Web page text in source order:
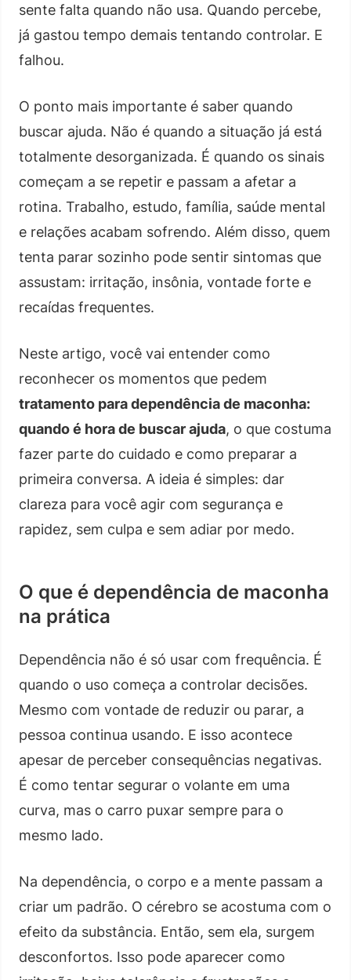
sente falta quando não usa. Quando percebe,
já gastou tempo demais tentando controlar. E
falhou.
O ponto mais importante é saber quando
buscar ajuda. Não é quando a situação já está
totalmente desorganizada. É quando os sinais
começam a se repetir e passam a afetar a
rotina. Trabalho, estudo, família, saúde mental
e relações acabam sofrendo. Além disso, quem
tenta parar sozinho pode sentir sintomas que
assustam: irritação, insônia, vontade forte e
recaídas frequentes.
Neste artigo, você vai entender como
reconhecer os momentos que pedem
tratamento para dependência de maconha:
quando é hora de buscar ajuda, o que costuma
fazer parte do cuidado e como preparar a
primeira conversa. A ideia é simples: dar
clareza para você agir com segurança e
rapidez, sem culpa e sem adiar por medo.
O que é dependência de maconha
na prática
Dependência não é só usar com frequência. É
quando o uso começa a controlar decisões.
Mesmo com vontade de reduzir ou parar, a
pessoa continua usando. E isso acontece
apesar de perceber consequências negativas.
É como tentar segurar o volante em uma
curva, mas o carro puxar sempre para o
mesmo lado.
Na dependência, o corpo e a mente passam a
criar um padrão. O cérebro se acostuma com o
efeito da substância. Então, sem ela, surgem
desconfortos. Isso pode aparecer como